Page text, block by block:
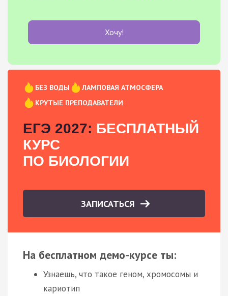
Хочу!
БЕЗ ВОДЫ
ЛАМПОВАЯ АТМОСФЕРА
КРУТЫЕ ПРЕПОДАВАТЕЛИ
ЕГЭ 2027: БЕСПЛАТНЫЙ
КУРС
ПО БИОЛОГИИ
ЗАПИСАТЬСЯ
На бесплатном демо-курсе ты:
Узнаешь, что такое геном, хромосомы и
кариотип